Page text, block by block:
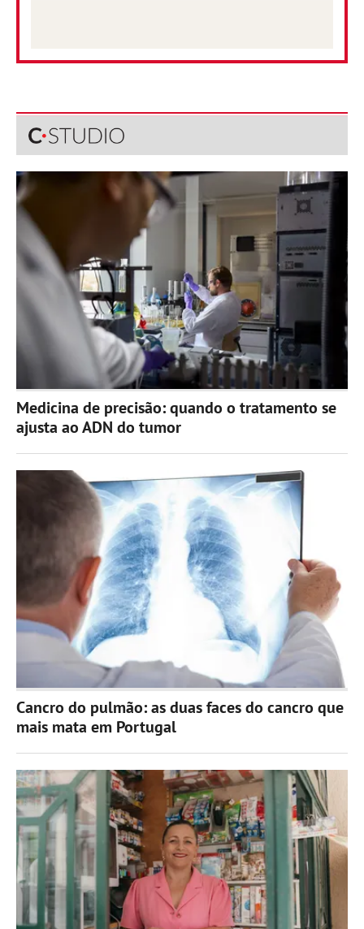
Medicina de precisão: quando o tratamento se
ajusta ao ADN do tumor
Cancro do pulmão: as duas faces do cancro que
mais mata em Portugal